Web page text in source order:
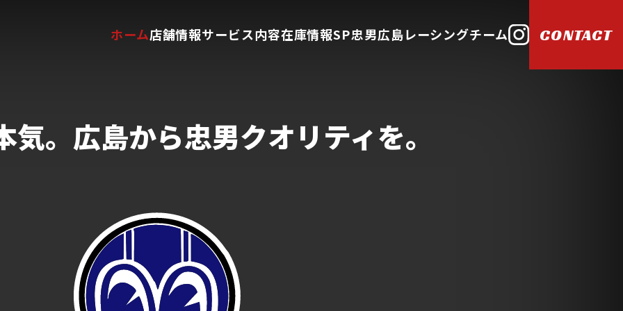
ホーム店舗情報サービス内容在庫情報SP忠男広島レーシングチーム CONTACT
。 広島から忠男クオリティを。